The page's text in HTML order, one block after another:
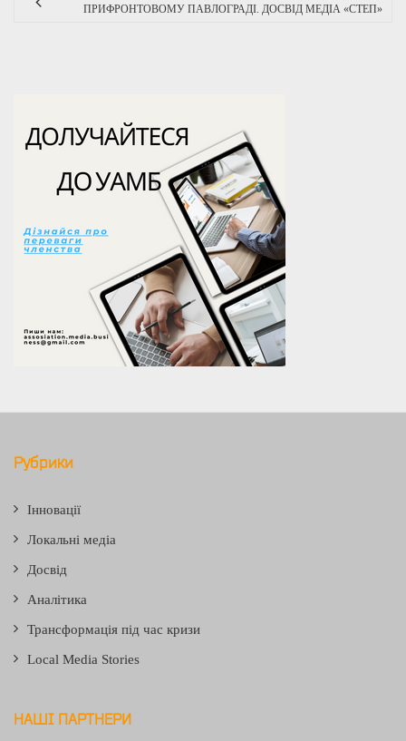
ПРИФРОНТОВОМУ ПАВЛОГРАДІ. ДОСВІД МЕДІА «СТЕП»
Рубрики
Інновації
Локальні медіа
Досвід
Аналітика
Трансформація під час кризи
Local Media Stories
НАШІ ПАРТНЕРИ